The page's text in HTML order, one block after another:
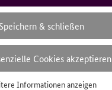
Speichern & schließen
Cookies akzeptieren
Informationen anzeigen